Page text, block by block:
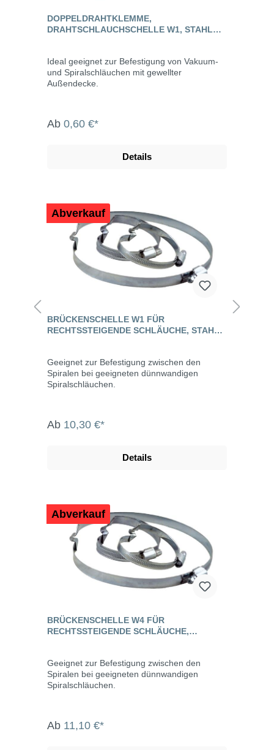
DOPPELDRAHTKLEMME,
DRAHTSCHLAUCHSCHELLE W1, STAHL
Ideal geeignet zur Befestigung von Vakuum-
und Spiralschläuchen mit gewellter
Außendecke.
Ab 0,60 €*
Details
Abverkauf
BRÜCKENSCHELLE W1 FÜR
RECHTSSTEIGENDE SCHLÄUCHE, STAHL
Geeignet zur Befestigung zwischen den
Spiralen bei geeigneten dünnwandigen
Spiralschläuchen.
Ab 10,30 €*
Details
Abverkauf
BRÜCKENSCHELLE W4 FÜR
RECHTSSTEIGENDE SCHLÄUCHE,
Geeignet zur Befestigung zwischen den
Spiralen bei geeigneten dünnwandigen
Spiralschläuchen.
Ab 11,10 €*